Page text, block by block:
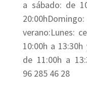
a sábado: de
verano:Lunes:
10:00h a
de 11:00h a
96 285 46 28